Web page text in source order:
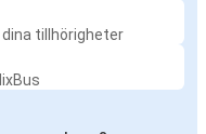
tillhörigheter